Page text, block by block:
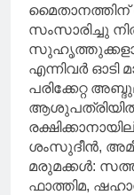
സംസാരിച്ചു
എന്നിവർ ഓടി
പരിക്കേറ്റ
ആശുപത്രിയിൽ
ശംസുദീൻ,
മരുമക്കൾ:
ഫാത്തിമ,